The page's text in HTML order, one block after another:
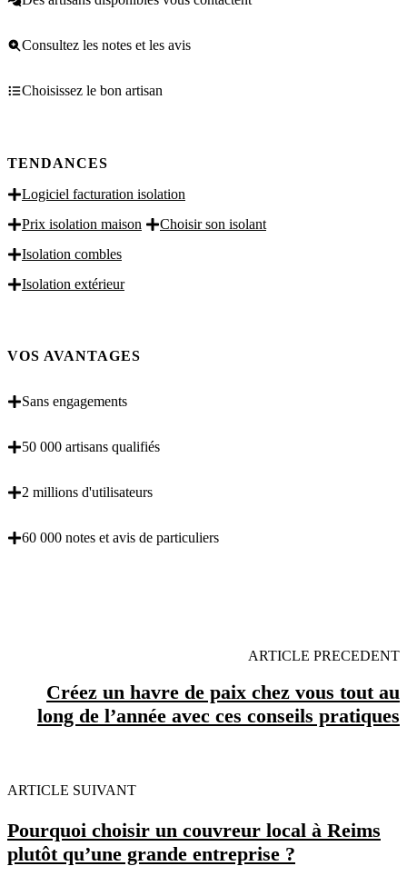
Consultez les notes et les avis
Choisissez le bon artisan
TENDANCES
Logiciel facturation isolation
Prix isolation maison
Choisir son isolant
Isolation combles
Isolation extérieur
VOS AVANTAGES
Sans engagements
50 000 artisans qualifiés
2 millions d'utilisateurs
60 000 notes et avis de particuliers
ARTICLE PRECEDENT
Créez un havre de paix chez vous tout au
long de l’année avec ces conseils pratiques
ARTICLE SUIVANT
Pourquoi choisir un couvreur local à Reims
plutôt qu’une grande entreprise ?